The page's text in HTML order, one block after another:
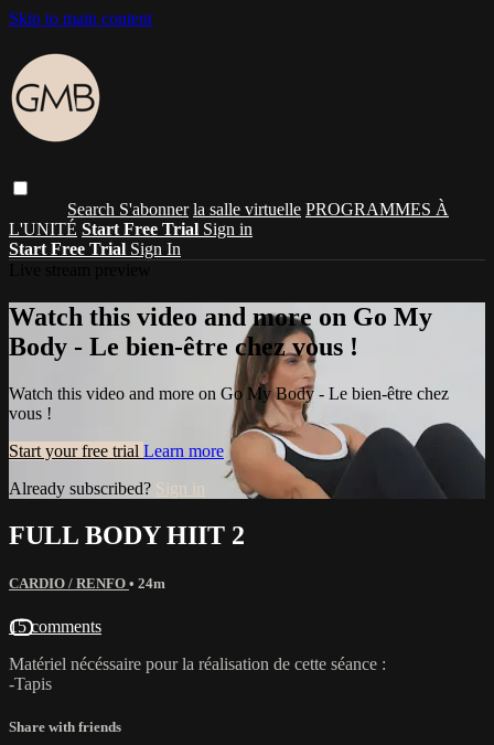
Skip to main content
Search S'abonner la salle virtuelle PROGRAMMES À
L'UNITÉ Start Free Trial Sign in
Start Free Trial Sign In
Watch this video and more on Go My
Body - Le bien-être chez vous !
Watch this video and more on Go My Body - Le bien-être chez
vous !
Start your free trial Learn more
Already subscribed? Sign in
FULL BODY HIIT 2
CARDIO / RENFO • 24m
15 comments
Matériel nécéssaire pour la réalisation de cette séance :
-Tapis
Share with friends